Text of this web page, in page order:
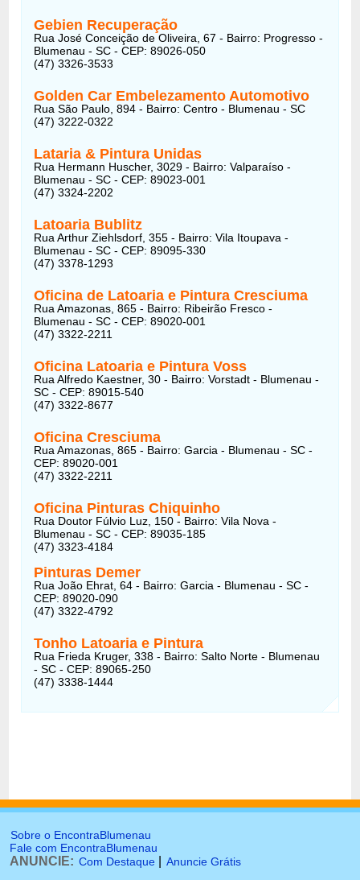
Gebien Recuperação
Rua José Conceição de Oliveira, 67 - Bairro: Progresso -
Blumenau - SC - CEP: 89026-050
(47) 3326-3533
Golden Car Embelezamento Automotivo
Rua São Paulo, 894 - Bairro: Centro - Blumenau - SC
(47) 3222-0322
Lataria & Pintura Unidas
Rua Hermann Huscher, 3029 - Bairro: Valparaíso -
Blumenau - SC - CEP: 89023-001
(47) 3324-2202
Latoaria Bublitz
Rua Arthur Ziehlsdorf, 355 - Bairro: Vila Itoupava -
Blumenau - SC - CEP: 89095-330
(47) 3378-1293
Oficina de Latoaria e Pintura Cresciuma
Rua Amazonas, 865 - Bairro: Ribeirão Fresco -
Blumenau - SC - CEP: 89020-001
(47) 3322-2211
Oficina Latoaria e Pintura Voss
Rua Alfredo Kaestner, 30 - Bairro: Vorstadt - Blumenau -
SC - CEP: 89015-540
(47) 3322-8677
Oficina Cresciuma
Rua Amazonas, 865 - Bairro: Garcia - Blumenau - SC -
CEP: 89020-001
(47) 3322-2211
Oficina Pinturas Chiquinho
Rua Doutor Fúlvio Luz, 150 - Bairro: Vila Nova -
Blumenau - SC - CEP: 89035-185
(47) 3323-4184
Pinturas Demer
Rua João Ehrat, 64 - Bairro: Garcia - Blumenau - SC -
CEP: 89020-090
(47) 3322-4792
Tonho Latoaria e Pintura
Rua Frieda Kruger, 338 - Bairro: Salto Norte - Blumenau
- SC - CEP: 89065-250
(47) 3338-1444
Sobre o EncontraBlumenau
Fale com EncontraBlumenau
ANUNCIE: Com Destaque Anuncie Grátis